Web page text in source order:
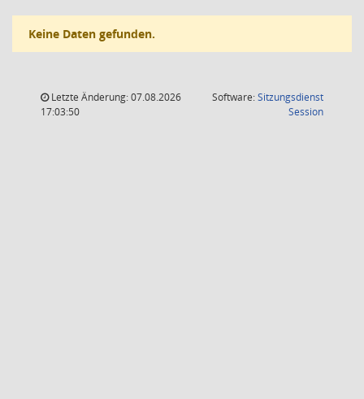
Keine Daten gefunden.
Letzte Änderung: 07.08.2026
17:03:50
Software:Sitzungsdienst
Session(Wird in